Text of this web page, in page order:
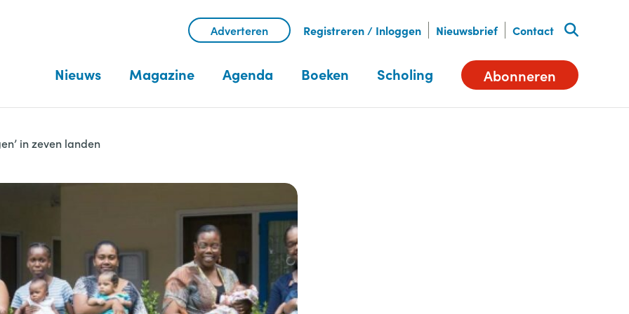
Adverteren Registreren / Inloggen Nieuwsbrief Contact
Nieuws Magazine Agenda Boeken Scholing Abonneren
in zeven landen